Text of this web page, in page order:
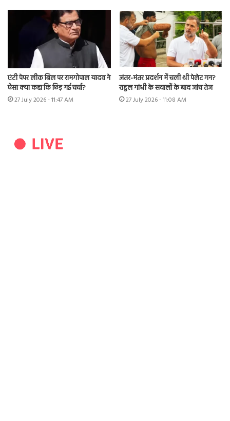
एंटी पेपर लीक बिल पर रामगोपाल यादव ने
ऐसा क्या कहा कि छिड़ गई चर्चा?
27 July 2026 - 11:47 AM
जंतर-मंतर प्रदर्शन में चली थी पेलेट गन?
राहुल गांधी के सवालों के बाद जांच तेज
27 July 2026 - 11:08 AM